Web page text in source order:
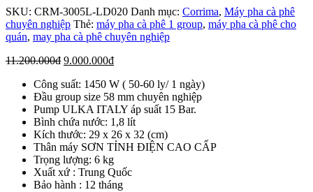
SKU: CRM-3005L-LD020 Danh mục: Corrima, Máy pha cà phê
chuyên nghiệp Thẻ: máy pha cà phê 1 group, máy pha cà phê cho
quán, may pha cà phê chuyên nghiệp
11.200.000đ Giá
là:
11.200.000đ.
9.000.000đGiá
tại
là:
9.000.000đ.
Công suất: 1450 W ( 50-60 ly/ 1 ngày)
Đầu group size 58 mm chuyên nghiệp
Pump ULKA ITALY áp suất 15 Bar.
Bình chứa nước: 1,8 lít
Kích thước: 29 x 26 x 32 (cm)
Thân máy SƠN TỈNH ĐIỆN CAO CẤP
Trọng lượng: 6 kg
Xuất xứ : Trung Quốc
Bảo hành : 12 tháng